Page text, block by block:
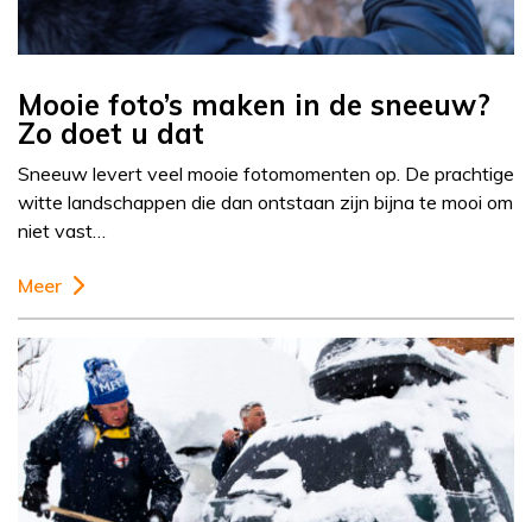
Mooie foto’s maken in de sneeuw?
Zo doet u dat
Sneeuw levert veel mooie fotomomenten op. De prachtige
witte landschappen die dan ontstaan zijn bijna te mooi om
niet vast…
Meer